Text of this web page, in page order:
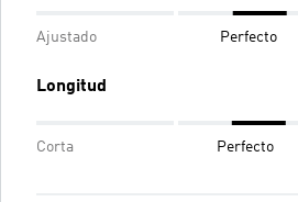
Ajustado Perfecto
Longitud
Corta Perfecto